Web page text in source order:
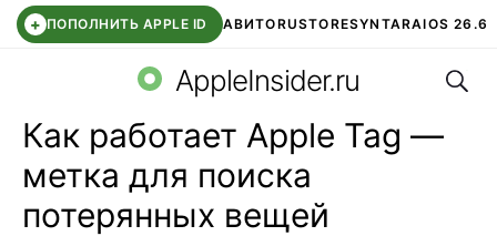
+ ПОПОЛНИТЬ APPLE ID АВИТОRUSTORESYNTARAIOS 26.6
СБЕР КИДС ЧАТ ROBLOXВТБ ОНЛАЙН
AppleInsider.ru
Как работает Apple Tag —
метка для поиска
потерянных вещей